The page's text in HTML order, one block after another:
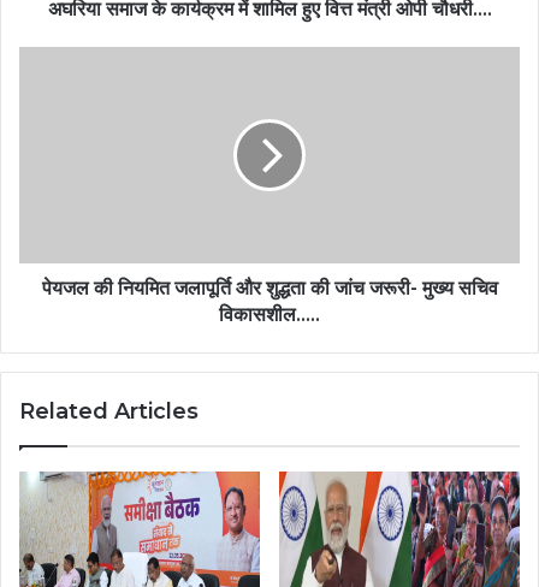
अघरिया समाज के कार्यक्रम में शामिल हुए वित्त मंत्री ओपी चौधरी….
पेयजल की नियमित जलापूर्ति और शुद्धता की जांच जरूरी- मुख्य सचिव
विकासशील…..
Related Articles